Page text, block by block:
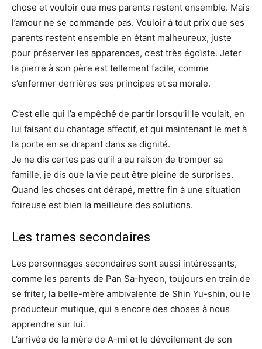
chose et vouloir que mes parents restent ensemble. Mais
l’amour ne se commande pas. Vouloir à tout prix que ses
parents restent ensemble en étant malheureux, juste
pour préserver les apparences, c’est très égoïste. Jeter
la pierre à son père est tellement facile, comme
s’enfermer derrières ses principes et sa morale.
C’est elle qui l’a empêché de partir lorsqu’il le voulait, en
lui faisant du chantage affectif, et qui maintenant le met à
la porte en se drapant dans sa dignité.
Je ne dis certes pas qu’il a eu raison de tromper sa
famille, je dis que la vie peut être pleine de surprises.
Quand les choses ont dérapé, mettre fin à une situation
foireuse est bien la meilleure des solutions.
Les trames secondaires
Les personnages secondaires sont aussi intéressants,
comme les parents de Pan Sa-hyeon, toujours en train de
se friter, la belle-mère ambivalente de Shin Yu-shin, ou le
producteur mutique, qui a encore des choses à nous
apprendre sur lui.
L’arrivée de la mère de A-mi et le dévoilement de son